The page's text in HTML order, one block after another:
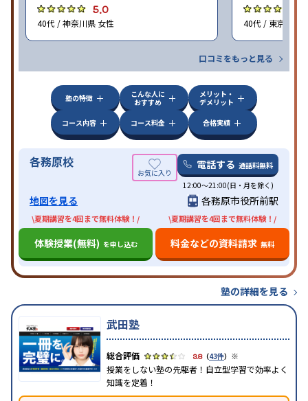
5.0
40代 / 神奈川県 女性 40代 / 東京都 女
口コミをもっと見る
塾の特徴
こんな人に
おすすめ
メリット・
デメリット
コース内容
コース料金 合格実績
各務原校 電話する 通話料無料
12:00～21:00(日・月を除く)
地図を見る 各務原市役所前駅
\夏期講習を4回まで無料体験！/
体験授業(無料) を申し込む
\夏期講習を4回まで無料体験！/
料金などの資料請求 無料
塾の詳細を見る
武田塾
3.8（43件） ※
授業をしない塾の先駆者！自立型学習で効率よく
知識を定着！